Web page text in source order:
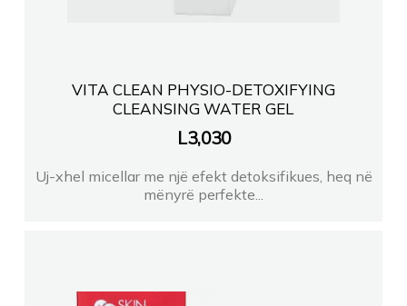
VITA CLEAN PHYSIO-DETOXIFYING
CLEANSING WATER GEL
L3,030
Uj-xhel micellar me një efekt detoksifikues, heq në
mënyrë perfekte...